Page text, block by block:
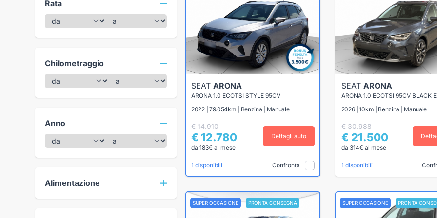
Rata
Chilometraggio
Anno
Alimentazione
SEAT ARONA
ARONA 1.0 ECOTSI STYLE 95CV
2022 | 79.054km | Benzina | Manuale
€ 14.910
€ 12.780
da 183€ al mese
Dettagli auto
1 disponibili Confronta
SEAT ARONA
ARONA 1.0 ECOTSI 95CV BLACK
2026 | 10km | Benzina | Manuale
€ 30.988
€ 21.500
da 314€ al mese
1 disponibili
SUPER OCCASIONE PRONTA CONSEGNA SUPER OCCASIONE PRONTA